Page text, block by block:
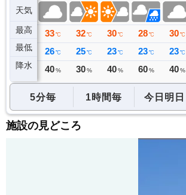
天気
最高
最低
降水
34 ℃
27 ℃
0 ミリ
33 ℃
26 ℃
40 %
32 ℃
25 ℃
30 %
30 ℃
23 ℃
40 %
28 ℃
23 ℃
60 %
30 ℃
23 ℃
40 %
5分毎 1時間毎 今日明日
施設の見どころ